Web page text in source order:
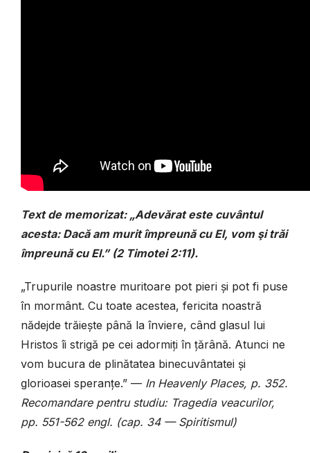
Text de memorizat: „Adevărat este cuvântul
acesta: Dacă am murit împreună cu El, vom şi trăi
împreună cu El.” (2 Timotei 2:11).
„Trupurile noastre muritoare pot pieri și pot fi puse
în mormânt. Cu toate acestea, fericita noastră
nădejde trăiește până la înviere, când glasul lui
Hristos îi strigă pe cei adormiți în țărână. Atunci ne
vom bucura de plinătatea binecuvântatei și
glorioasei speranțe.” — In Heavenly Places, p. 352.
Recomandare pentru studiu: Tragedia veacurilor,
pp. 551-562 engl. (cap. 34 — Spiritismul)